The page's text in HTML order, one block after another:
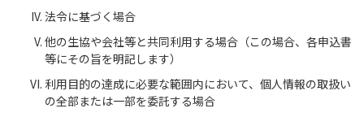
法令に基づく場合
他の生協や会社等と共同利用する場合（この場合、各申込書
等にその旨を明記します）
利用目的の達成に必要な範囲内において、個人情報の取扱い
の全部または一部を委託する場合